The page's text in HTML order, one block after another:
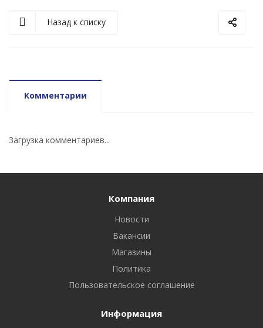
Назад к списку
Комментарии
Загрузка комментариев...
Компания
Новости
Вакансии
Магазины
Политика
Пользовательское соглашение
Информация